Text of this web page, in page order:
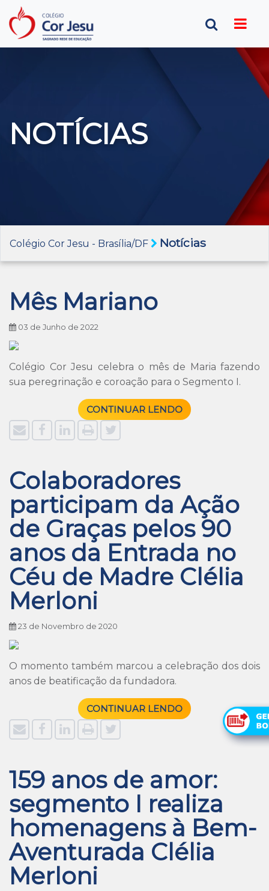
NOTÍCIAS
Colégio Cor Jesu - Brasília/DF Notícias
Mês Mariano
03 de Junho de 2022
Colégio Cor Jesu celebra o mês de Maria fazendo
sua peregrinação e coroação para o Segmento I.
CONTINUAR LENDO
Colaboradores
participam da Ação
de Graças pelos 90
anos da Entrada no
Céu de Madre Clélia
Merloni
23 de Novembro de 2020
O momento também marcou a celebração dos dois
anos de beatificação da fundadora.
CONTINUAR LENDO
159 anos de amor:
segmento I realiza
homenagens à Bem-
Aventurada Clélia
Merloni